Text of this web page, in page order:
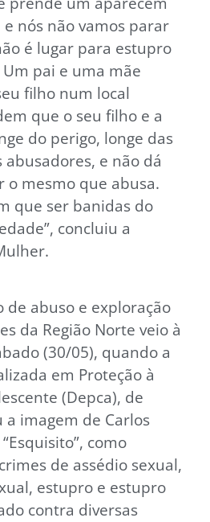
nós não vamos parar
é lugar para estupro
pai e uma mãe
filho num local
que o seu filho e a
do perigo, longe das
abusadores, e não dá
o mesmo que abusa.
que ser banidas do
concluiu a
de abuso e exploração
da Região Norte veio à
(30/05), quando a
em Proteção à
(Depca), de
a imagem de Carlos
como
de assédio sexual,
estupro e estupro
contra diversas